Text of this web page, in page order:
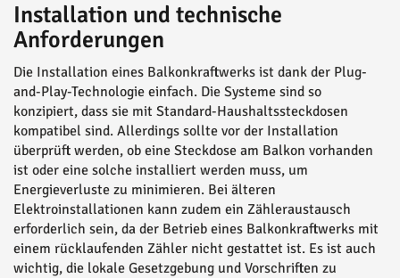
Installation und technische
Anforderungen
Die Installation eines Balkonkraftwerks ist dank der Plug-
and-Play-Technologie einfach. Die Systeme sind so
konzipiert, dass sie mit Standard-Haushaltssteckdosen
kompatibel sind. Allerdings sollte vor der Installation
überprüft werden, ob eine Steckdose am Balkon vorhanden
ist oder eine solche installiert werden muss, um
Energieverluste zu minimieren. Bei älteren
Elektroinstallationen kann zudem ein Zähleraustausch
erforderlich sein, da der Betrieb eines Balkonkraftwerks mit
einem rücklaufenden Zähler nicht gestattet ist. Es ist auch
wichtig, die lokale Gesetzgebung und Vorschriften zu